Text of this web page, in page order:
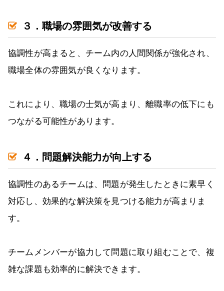
３．職場の雰囲気が改善する
協調性が高まると、チーム内の人間関係が強化され、
職場全体の雰囲気が良くなります。
これにより、職場の士気が高まり、離職率の低下にも
つながる可能性があります。
４．問題解決能力が向上する
協調性のあるチームは、問題が発生したときに素早く
対応し、効果的な解決策を見つける能力が高まりま
す。
チームメンバーが協力して問題に取り組むことで、複
雑な課題も効率的に解決できます。